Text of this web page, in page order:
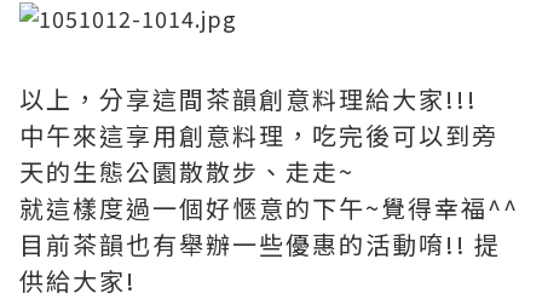
以上，分享這間茶韻創意料理給大家!!!
中午來這享用創意料理，吃完後可以到旁
天的生態公園散散步、走走~
就這樣度過一個好愜意的下午~覺得幸福^^
目前茶韻也有舉辦一些優惠的活動唷!! 提
供給大家!